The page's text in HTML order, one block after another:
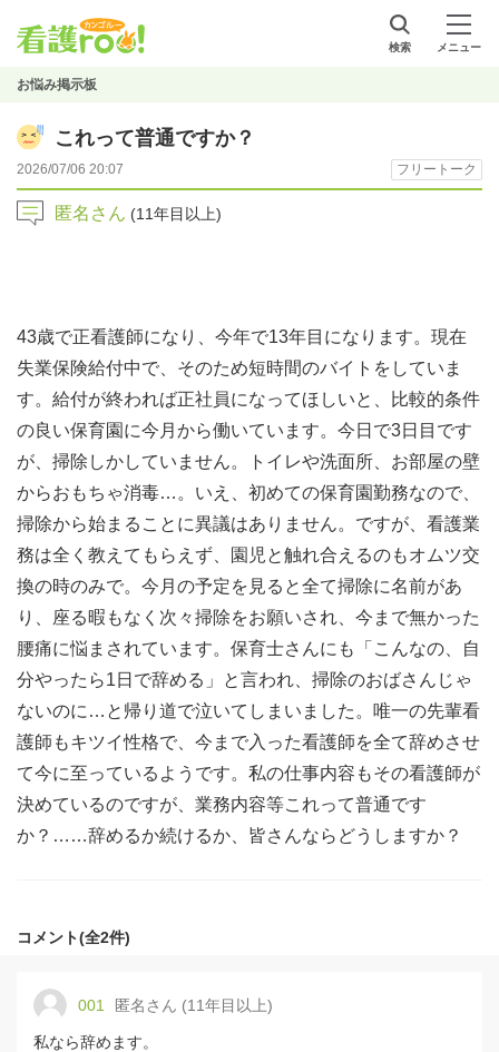
検索 メニュー
お悩み掲示板
これって普通ですか？
2026/07/06 20:07 フリートーク
匿名さん (11年目以上)
43歳で正看護師になり、今年で13年目になります。現在
失業保険給付中で、そのため短時間のバイトをしていま
す。給付が終われば正社員になってほしいと、比較的条件
の良い保育園に今月から働いています。今日で3日目です
が、掃除しかしていません。トイレや洗面所、お部屋の壁
からおもちゃ消毒…。いえ、初めての保育園勤務なので、
掃除から始まることに異議はありません。ですが、看護業
務は全く教えてもらえず、園児と触れ合えるのもオムツ交
換の時のみで。今月の予定を見ると全て掃除に名前があ
り、座る暇もなく次々掃除をお願いされ、今まで無かった
腰痛に悩まされています。保育士さんにも「こんなの、自
分やったら1日で辞める」と言われ、掃除のおばさんじゃ
ないのに…と帰り道で泣いてしまいました。唯一の先輩看
護師もキツイ性格で、今まで入った看護師を全て辞めさせ
て今に至っているようです。私の仕事内容もその看護師が
決めているのですが、業務内容等これって普通です
か？……辞めるか続けるか、皆さんならどうしますか？
コメント(全2件)
001 匿名さん (11年目以上)
私なら辞めます。